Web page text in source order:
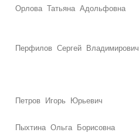
Орлова Татьяна Адольфовна
Перфилов Сергей Владимирович
Петров Игорь Юрьевич
Пыхтина Ольга Борисовна